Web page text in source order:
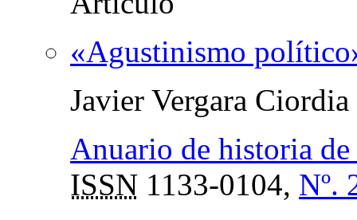
«Agustinismo
Javier Vergara Ciordia
Anuario de historia
ISSN 1133-0104, Nº.